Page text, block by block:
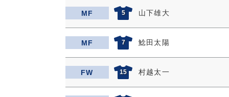
MF 5 山下雄大
MF 7 鯰田太陽
FW 15 村越太一